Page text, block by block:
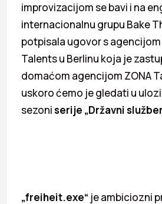
improvizacijom se bavi i na
internacionalnu grupu Bake
potpisala ugovor s
Talents u Berlinu koja je
domaćom agencijom ZONA
uskoro ćemo je gledati u
sezoniserije „Državni
„freiheit.exe“ je ambiciozni